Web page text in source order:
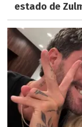
estado de